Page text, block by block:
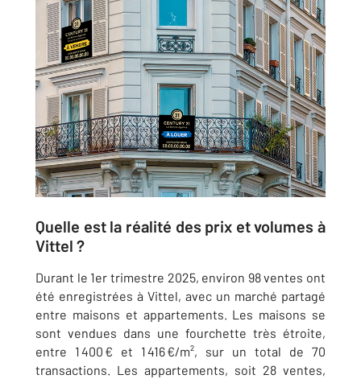
Quelle est la réalité des prix et volumes à
Vittel ?
Durant le 1er trimestre 2025, environ 98 ventes ont
été enregistrées à Vittel, avec un marché partagé
entre maisons et appartements. Les maisons se
sont vendues dans une fourchette très étroite,
entre 1 400 € et 1 416 €/m², sur un total de 70
transactions. Les appartements, soit 28 ventes,